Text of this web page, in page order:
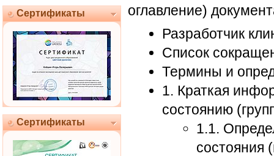
Сертификаты
Сертификаты
оглавление)
Разработчик
Список
Термины и
1. Краткая
состоянию
1.1.
состояния